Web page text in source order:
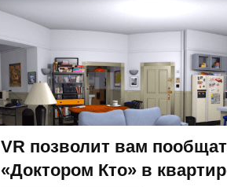
VR позволит вам
«Доктором Кто» в